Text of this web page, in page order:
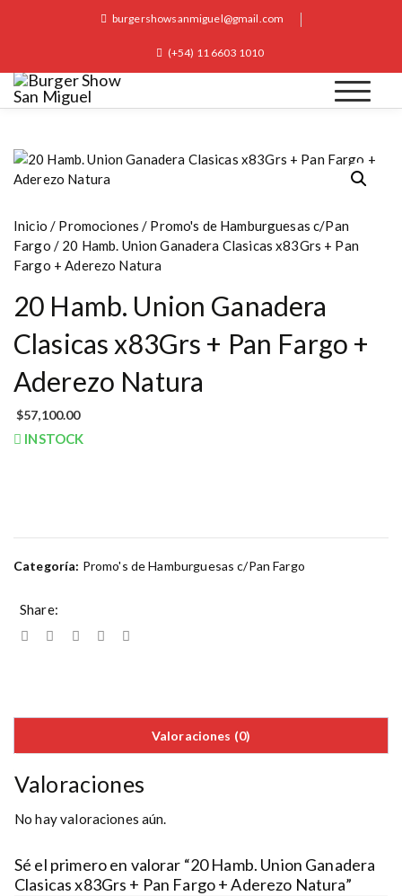
o
burgershowsanmiguel@gmail.com
(+54) 11 6603 1010
Burger Show San Miguel
Inicio / Promociones / Promo's de Hamburguesas c/Pan
Fargo / 20 Hamb. Union Ganadera Clasicas x83Grs + Pan
Fargo + Aderezo Natura
20 Hamb. Union Ganadera
Clasicas x83Grs + Pan Fargo +
Aderezo Natura
$57,100.00
INSTOCK
Categoría: Promo's de Hamburguesas c/Pan Fargo
Share:
Valoraciones (0)
Valoraciones
No hay valoraciones aún.
Sé el primero en valorar “20 Hamb. Union Ganadera
Clasicas x83Grs + Pan Fargo + Aderezo Natura”